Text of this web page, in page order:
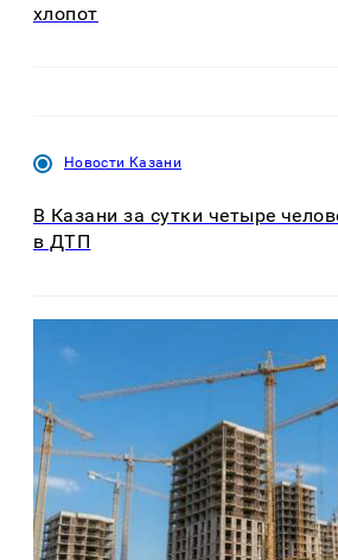
хлопот
Новости Казани
В Казани за сутки четыре
в ДТП